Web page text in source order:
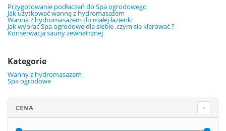
Przygotowanie podłaczeń do Spa ogrodowego
Jak użytkować wannę z hydromasażem
Wanna z hydromasażem do małej łazienki
Jak wybrać Spa ogrodowe dla siebie ,czym sie kierować ?
Konserwacja sauny zewnetrznej
Kategorie
Wanny z hydromasazem
Spa ogrodowe
CENA